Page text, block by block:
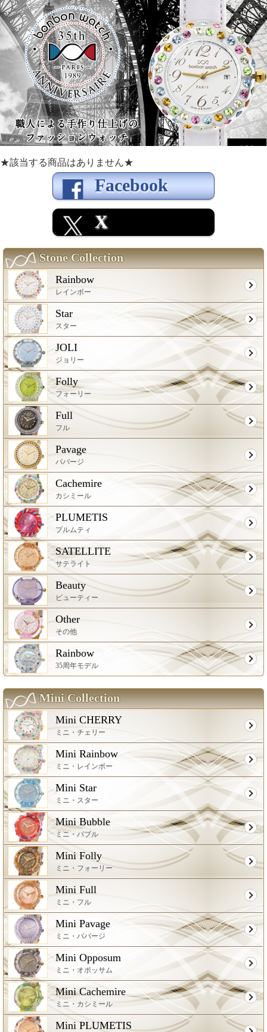
★該当する商品はありません★
Facebook
X
Stone Collection
Rainbow
レインボー
Star
スター
JOLI
ジョリー
Folly
フォーリー
Full
フル
Pavage
パバージ
Cachemire
カシミール
PLUMETIS
プルムティ
SATELLITE
サテライト
Beauty
ビューティー
Other
その他
Rainbow
35周年モデル
Mini Collection
Mini CHERRY
ミニ・チェリー
Mini Rainbow
ミニ・レインボー
Mini Star
ミニ・スター
Mini Bubble
ミニ・バブル
Mini Folly
ミニ・フォーリー
Mini Full
ミニ・フル
Mini Pavage
ミニ・パバージ
Mini Opposum
ミニ・オポッサム
Mini Cachemire
ミニ・カシミール
Mini PLUMETIS